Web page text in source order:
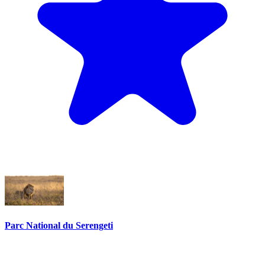
Parc National du Serengeti